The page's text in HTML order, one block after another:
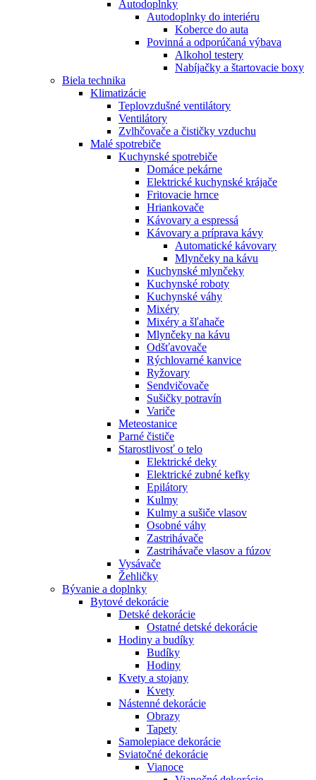
Autodoplnky
Autodoplnky do interiéru
Koberce do auta
Povinná a odporúčaná výbava
Alkohol testery
Nabíjačky a štartovacie boxy
Biela technika
Klimatizácie
Teplovzdušné ventilátory
Ventilátory
Zvlhčovače a čističky vzduchu
Malé spotrebiče
Kuchynské spotrebiče
Domáce pekárne
Elektrické kuchynské krájače
Fritovacie hrnce
Hriankovače
Kávovary a espressá
Kávovary a príprava kávy
Automatické kávovary
Mlynčeky na kávu
Kuchynské mlynčeky
Kuchynské roboty
Kuchynské váhy
Mixéry
Mixéry a šľahače
Mlynčeky na kávu
Odšťavovače
Rýchlovarné kanvice
Ryžovary
Sendvičovače
Sušičky potravín
Variče
Meteostanice
Parné čističe
Starostlivosť o telo
Elektrické deky
Elektrické zubné kefky
Epilátory
Kulmy
Kulmy a sušiče vlasov
Osobné váhy
Zastrihávače
Zastrihávače vlasov a fúzov
Vysávače
Žehličky
Bývanie a doplnky
Bytové dekorácie
Detské dekorácie
Ostatné detské dekorácie
Hodiny a budíky
Budíky
Hodiny
Kvety a stojany
Kvety
Nástenné dekorácie
Obrazy
Tapety
Samolepiace dekorácie
Sviatočné dekorácie
Vianoce